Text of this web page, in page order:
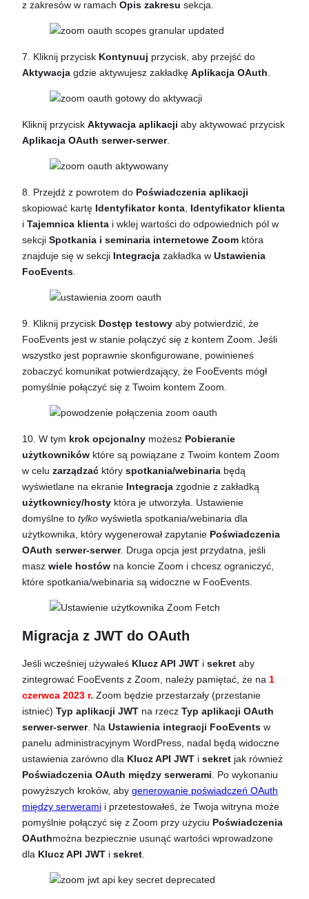
z zakresów w ramach Opis zakresu sekcja.
7. Kliknij przycisk Kontynuuj przycisk, aby przejść do
Aktywacja gdzie aktywujesz zakładkę Aplikacja OAuth
Kliknij przycisk Aktywacja aplikacji aby aktywować przycisk
Aplikacja OAuth serwer-serwer.
8. Przejdź z powrotem do Poświadczenia aplikacji
skopiować kartę Identyfikator konta Identyfikator klienta
i Tajemnica klienta i wklej wartości do odpowiednich pól w
sekcji Spotkania i seminaria internetowe Zoom która
znajduje się w sekcji Integracja zakładka w Ustawienia
FooEvents
9. Kliknij przycisk Dostęp testowy aby potwierdzić, że
FooEvents jest w stanie połączyć się z kontem Zoom. Jeśli
wszystko jest poprawnie skonfigurowane, powinieneś
zobaczyć komunikat potwierdzający, że FooEvents mógł
pomyślnie połączyć się z Twoim kontem Zoom.
10. W tym krok opcjonalny możesz Pobieranie
użytkowników które są powiązane z Twoim kontem Zoom
w celu zarządzać który spotkania/webinaria będą
wyświetlane na ekranie Integracja zgodnie z zakładką
użytkownicy/hosty która je utworzyła. Ustawienie
domyślne to tylko wyświetla spotkania/webinaria dla
użytkownika, który wygenerował zapytanie Poświadczenia
OAuth serwer-serwer. Druga opcja jest przydatna, jeśli
masz wiele hostów na koncie Zoom i chcesz ograniczyć,
które spotkania/webinaria są widoczne w FooEvents.
Migracja z JWT do OAuth
Jeśli wcześniej używałeś Klucz API JWT i sekret aby
zintegrować FooEvents z Zoom, należy pamiętać, że na 1
czerwca 2023 r. Zoom będzie przestarzały (przestanie
istnieć) Typ aplikacji JWT na rzecz Typ aplikacji OAuth
serwer-serwer. Na Ustawienia integracji FooEvents w
panelu administracyjnym WordPress, nadal będą widoczne
ustawienia zarówno dla Klucz API JWT i sekret jak również
Poświadczenia OAuth między serwerami . Po wykonaniu
powyższych kroków, aby generowanie poświadczeń OAuth
między serwerami i przetestowałeś, że Twoja witryna może
pomyślnie połączyć się z Zoom przy użyciu Poświadczenia
OAuthmożna bezpiecznie usunąć wartości wprowadzone
dla Klucz API JWT i sekret